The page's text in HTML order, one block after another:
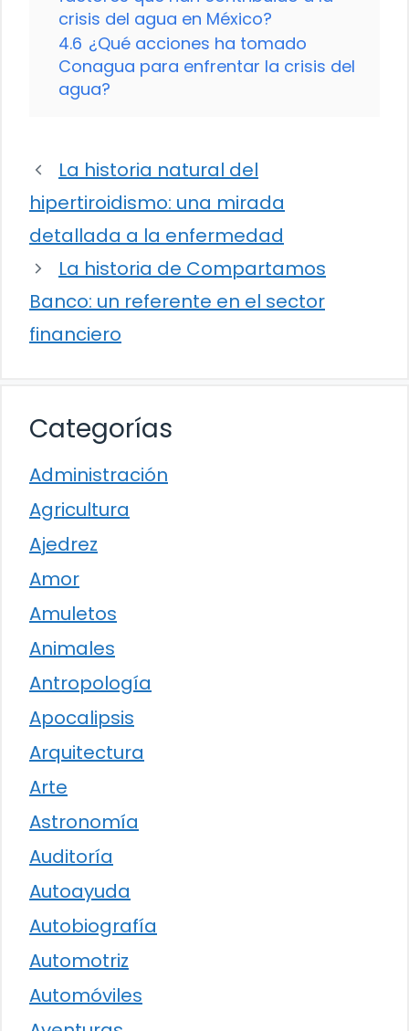
crisis del agua en México?
4.6 ¿Qué acciones ha tomado
Conagua para enfrentar la crisis del
agua?
La historia natural del
hipertiroidismo: una mirada
detallada a la enfermedad
La historia de Compartamos
Banco: un referente en el sector
financiero
Categorías
Administración
Agricultura
Ajedrez
Amor
Amuletos
Animales
Antropología
Apocalipsis
Arquitectura
Arte
Astronomía
Auditoría
Autoayuda
Autobiografía
Automotriz
Automóviles